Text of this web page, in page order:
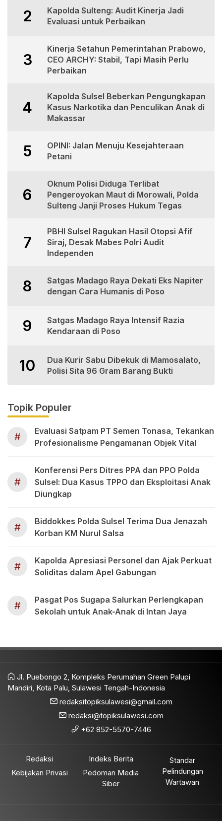
2
Kapolda Sulteng: Audit Kinerja Jadi
Evaluasi untuk Perbaikan
3
Kinerja Setahun Pemerintahan Prabowo,
CEO ARCHY: Stabil, Tapi Masih Perlu
Perbaikan
4
Kapolda Sulsel Beberkan Pengungkapan
Kasus Narkotika dan Penculikan Anak di
Makassar
5
OPINI: Jalan Menuju Kesejahteraan
Petani
6
Oknum Polisi Diduga Terlibat
Pengeroyokan Maut di Morowali, Polda
Sulteng Janji Proses Hukum Tegas
7
PBHI Sulsel Ragukan Hasil Otopsi Afif
Siraj, Desak Mabes Polri Audit
Independen
8
Satgas Madago Raya Dekati Eks Napiter
dengan Cara Humanis di Poso
9
Satgas Madago Raya Intensif Razia
Kendaraan di Poso
10
Dua Kurir Sabu Dibekuk di Mamosalato,
Polisi Sita 96 Gram Barang Bukti
Topik Populer
#
Evaluasi Satpam PT Semen Tonasa, Tekankan
Profesionalisme Pengamanan Objek Vital
#
Konferensi Pers Ditres PPA dan PPO Polda
Sulsel: Dua Kasus TPPO dan Eksploitasi Anak
Diungkap
#
Biddokkes Polda Sulsel Terima Dua Jenazah
Korban KM Nurul Salsa
#
Kapolda Apresiasi Personel dan Ajak Perkuat
Soliditas dalam Apel Gabungan
#
Pasgat Pos Sugapa Salurkan Perlengkapan
Sekolah untuk Anak-Anak di Intan Jaya
Jl. Puebongo 2, Kompleks Perumahan Green Palupi
Mandiri, Kota Palu, Sulawesi Tengah-Indonesia
redaksitopiksulawesi@gmail.com
redaksi@topiksulawesi.com
+62 852-5570-7446
Redaksi
Kebijakan Privasi
Indeks Berita
Pedoman Media
Siber
Standar
Pelindungan
Wartawan